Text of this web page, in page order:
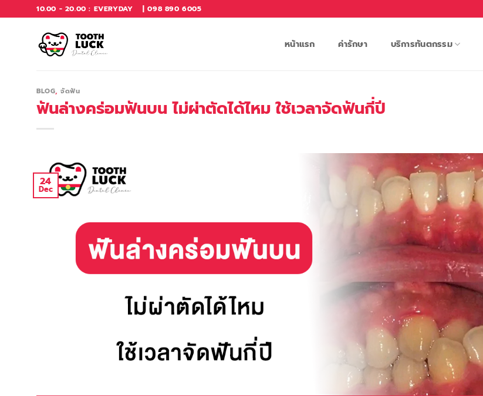
to
10.00 - 20.00 : EVERYDAY | 098 890 6005
หน้าแรก ค่ารักษา บริการทันตกรรม
BLOG,จัดฟัน
ฟันล่างคร่อมฟันบน ไม่ผ่าตัดได้ไหม ใช้เวลาจัดฟันกี่ปี
24
Dec